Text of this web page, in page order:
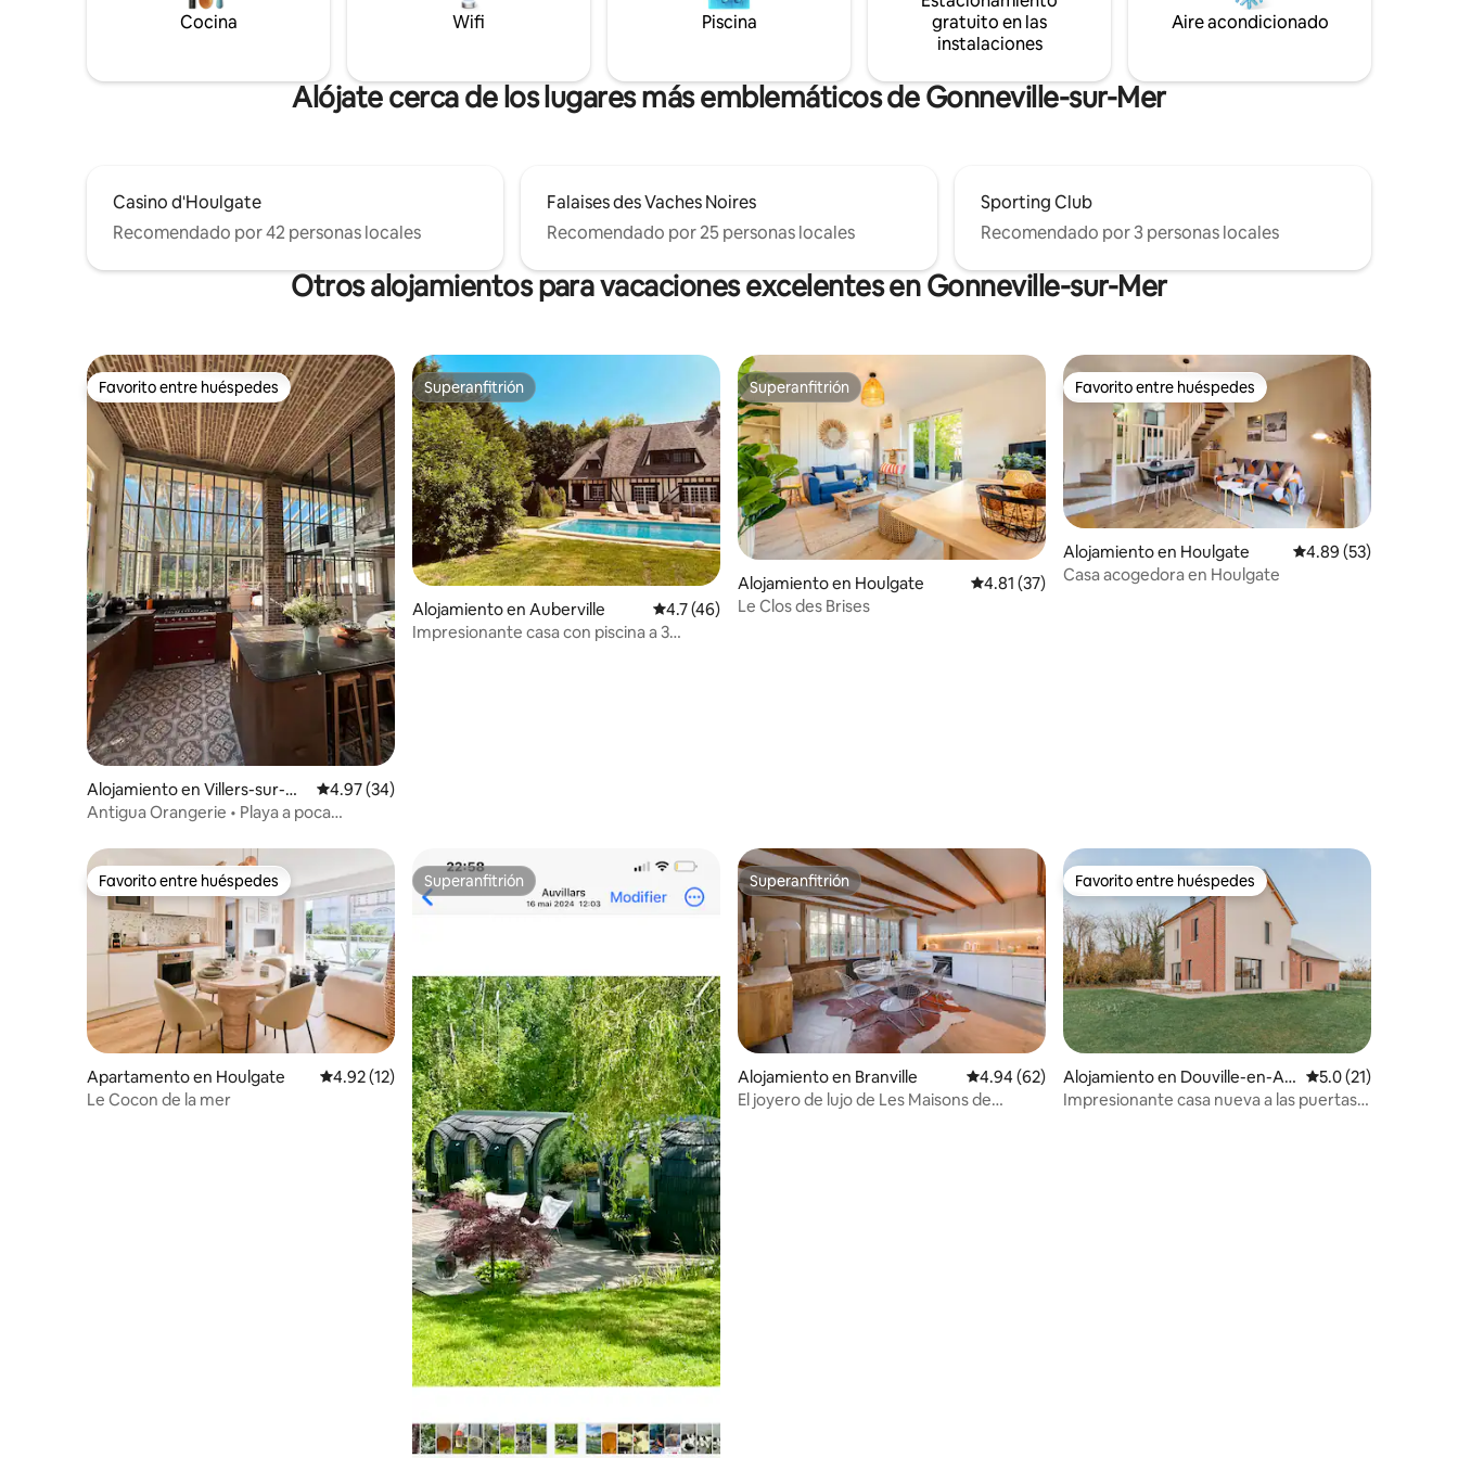
toboganes, columpios).
vestidor. Se proporciona ropa de cama.
Cocina Wifi Piscina
gratuito en las
instalaciones
Aire acondicionado
Alójate cerca de los lugares más emblemáticos de Gonneville-sur-Mer
Casino d'Houlgate
Recomendado por 42 personas locales
Falaises des Vaches Noires
Recomendado por 25 personas locales
Sporting Club
Recomendado por 3 personas locales
Otros alojamientos para vacaciones excelentes en Gonneville-sur-Mer
Favorito entre huéspedes
Favorito entre huéspedes
Alojamiento en Villers-sur-M
er
Calificación promedio: 4.97 de 5, 34 reseñas
4.97 (34)
Antigua Orangerie • Playa a poca
Superanfitrión
Superanfitrión
Alojamiento en Auberville Calificación promedio: 4.7 de 5, 46 reseñas
4.7 (46)
Impresionante casa con piscina a 3
Superanfitrión
Superanfitrión
Alojamiento en Houlgate Calificación promedio: 4.81 de 5, 37 reseñas
4.81 (37)
Le Clos des Brises
Favorito entre huéspedes
Favorito entre huéspedes
Alojamiento en Houlgate Calificación
4.89 (53)
Casa acogedora en Houlgate
Favorito entre huéspedes
Favorito entre huéspedes
Apartamento en Houlgate Calificación promedio: 4.92 de 5, 12 reseñas
4.92 (12)
Le Cocon de la mer
Superanfitrión
Superanfitrión Superanfitrión
Superanfitrión
Alojamiento en Branville Calificación promedio: 4.94 de 5, 62 reseñas
4.94 (62)
El joyero de lujo de Les Maisons de
Favorito entre huéspedes
Favorito entre huéspedes
Alojamiento en Douville-en-Au
ge
Calificación
5.0 (21)
Impresionante casa nueva a las puertas